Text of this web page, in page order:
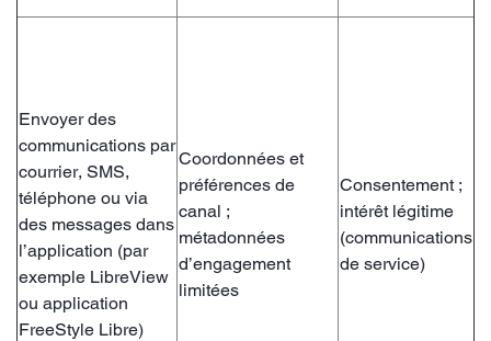
Envoyer des
communications par
courrier, SMS,
téléphone ou via
des messages dans
l’application (par
exemple LibreView
ou application
FreeStyle Libre)
Coordonnées et
préférences de
canal ;
métadonnées
d’engagement
limitées
Consentement ;
intérêt légitime
(communications
de service)